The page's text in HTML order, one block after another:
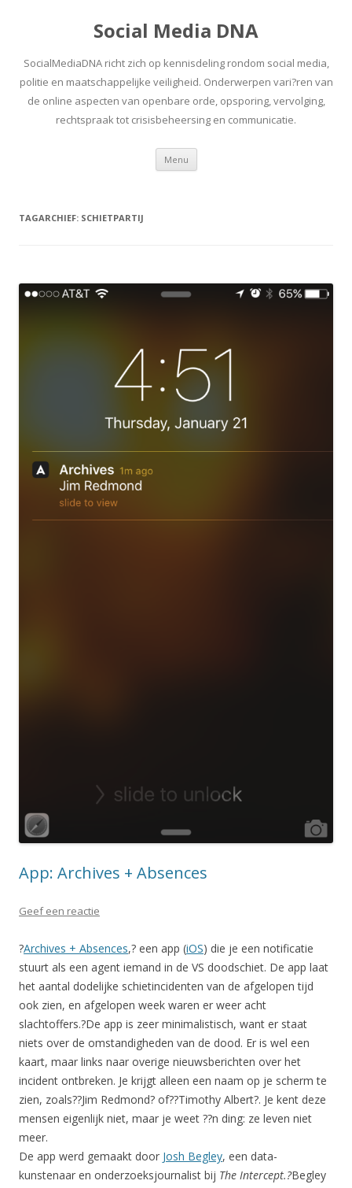
Social Media DNA
SocialMediaDNA richt zich op kennisdeling rondom social media,
politie en maatschappelijke veiligheid. Onderwerpen vari?ren van
de online aspecten van openbare orde, opsporing, vervolging,
rechtspraak tot crisisbeheersing en communicatie.
Menu Spring
inhoud
TAGARCHIEF: SCHIETPARTIJ
App: Archives + Absences
Geef een reactie
?Archives + Absences,? een app (iOS) die je een notificatie
stuurt als een agent iemand in de VS doodschiet. De app laat
het aantal dodelijke schietincidenten van de afgelopen tijd
ook zien, en afgelopen week waren er weer acht
slachtoffers.?De app is zeer minimalistisch, want er staat
niets over de omstandigheden van de dood. Er is wel een
kaart, maar links naar overige nieuwsberichten over het
incident ontbreken. Je krijgt alleen een naam op je scherm te
zien, zoals??Jim Redmond? of??Timothy Albert?. Je kent deze
mensen eigenlijk niet, maar je weet ??n ding: ze leven niet
meer.
De app werd gemaakt door Josh Begley, een data-
kunstenaar en onderzoeksjournalist bij The Intercept.?Begley